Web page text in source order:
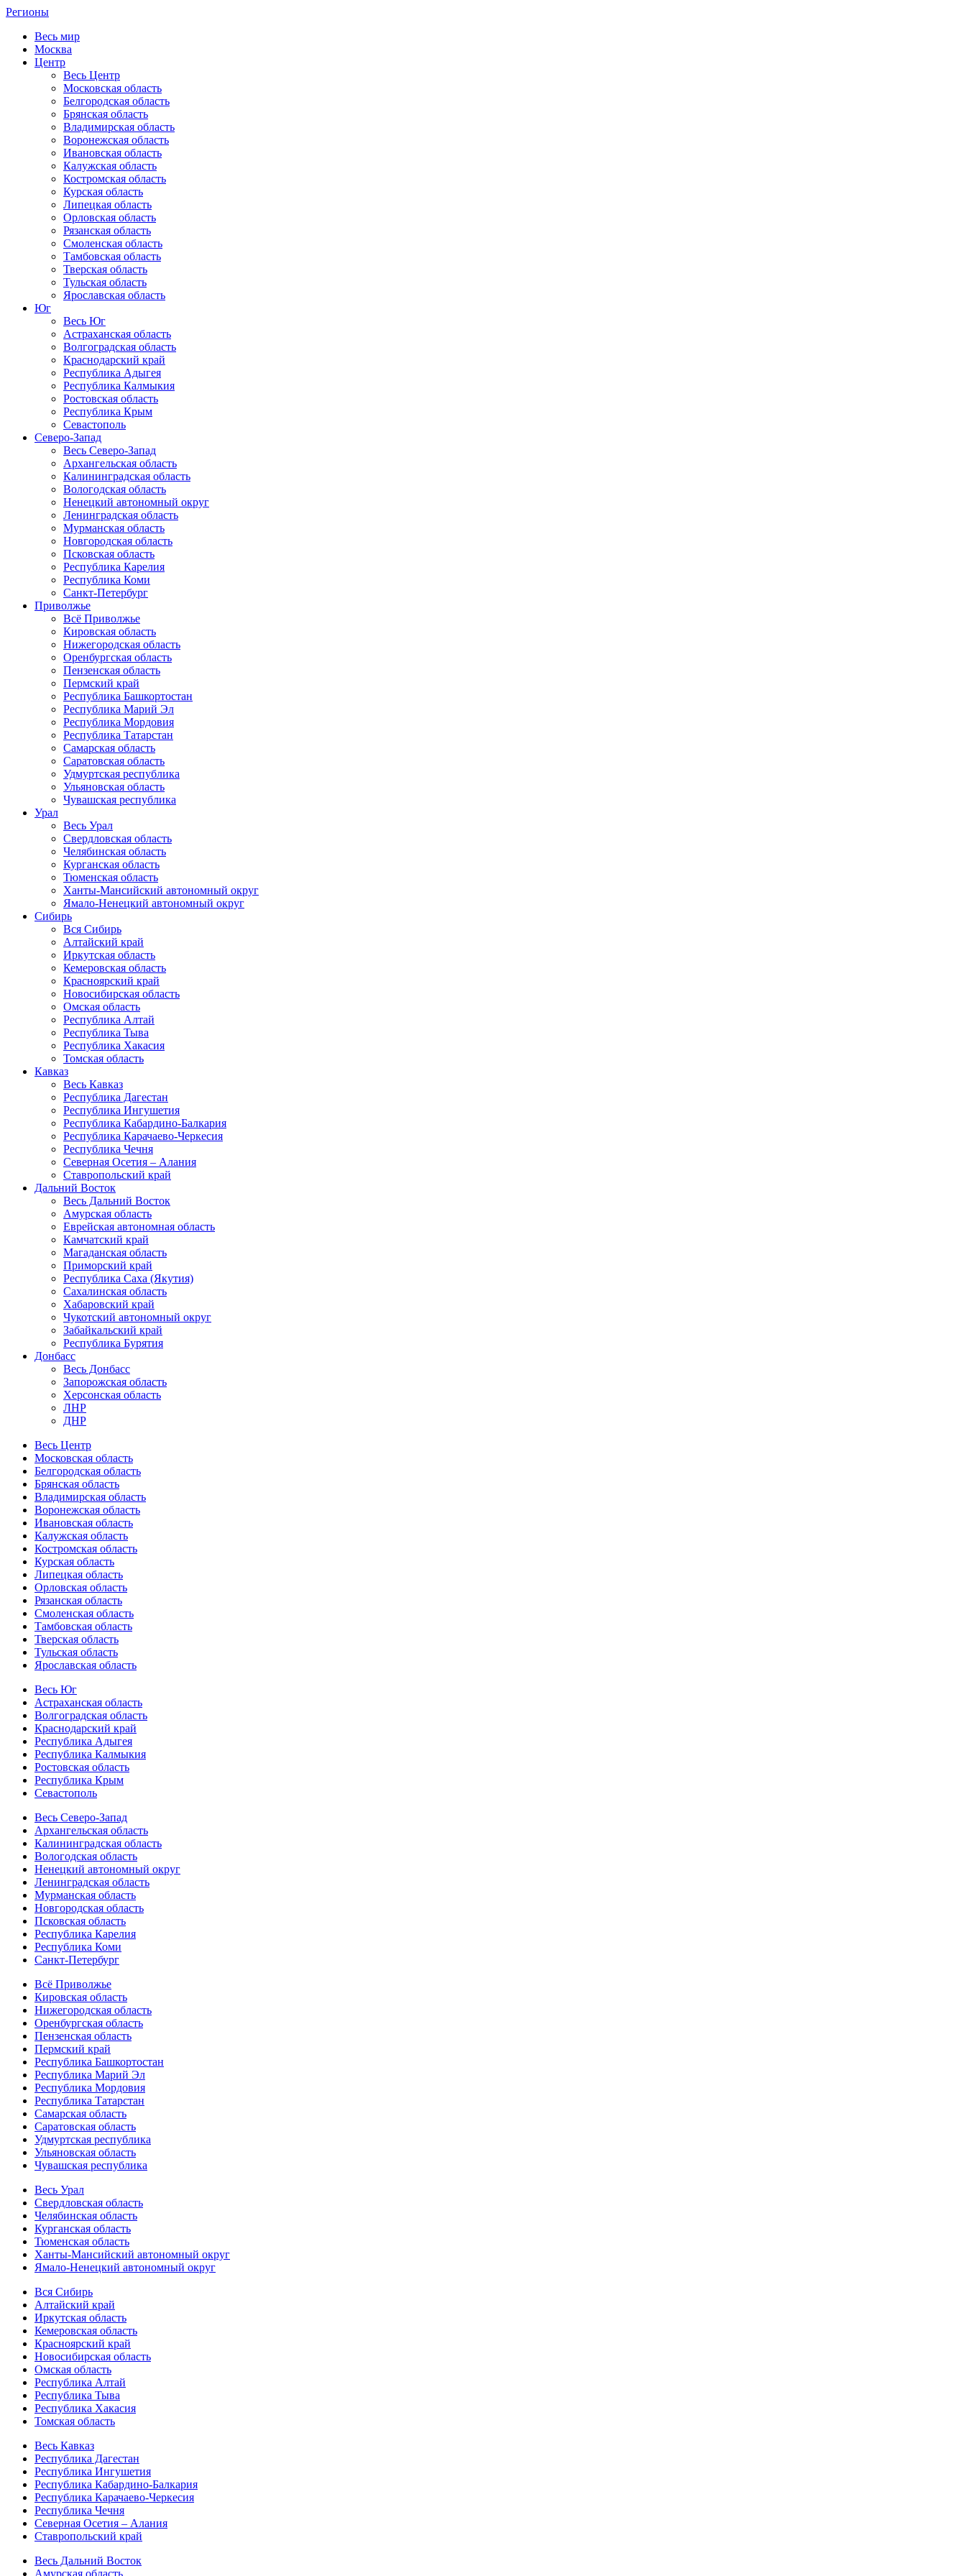
Регионы
Весь мир
Москва
Центр
Весь Центр
Московская область
Белгородская область
Брянская область
Владимирская область
Воронежская область
Ивановская область
Калужская область
Костромская область
Курская область
Липецкая область
Орловская область
Рязанская область
Смоленская область
Тамбовская область
Тверская область
Тульская область
Ярославская область
Юг
Весь Юг
Астраханская область
Волгоградская область
Краснодарский край
Республика Адыгея
Республика Калмыкия
Ростовская область
Республика Крым
Севастополь
Северо-Запад
Весь Северо-Запад
Архангельская область
Калининградская область
Вологодская область
Ненецкий автономный округ
Ленинградская область
Мурманская область
Новгородская область
Псковская область
Республика Карелия
Республика Коми
Санкт-Петербург
Приволжье
Всё Приволжье
Кировская область
Нижегородская область
Оренбургская область
Пензенская область
Пермский край
Республика Башкортостан
Республика Марий Эл
Республика Мордовия
Республика Татарстан
Самарская область
Саратовская область
Удмуртская республика
Ульяновская область
Чувашская республика
Урал
Весь Урал
Свердловская область
Челябинская область
Курганская область
Тюменская область
Ханты-Мансийский автономный округ
Ямало-Ненецкий автономный округ
Сибирь
Вся Сибирь
Алтайский край
Иркутская область
Кемеровская область
Красноярский край
Новосибирская область
Омская область
Республика Алтай
Республика Тыва
Республика Хакасия
Томская область
Кавказ
Весь Кавказ
Республика Дагестан
Республика Ингушетия
Республика Кабардино-Балкария
Республика Карачаево-Черкесия
Республика Чечня
Северная Осетия – Алания
Ставропольский край
Дальний Восток
Весь Дальний Восток
Амурская область
Еврейская автономная область
Камчатский край
Магаданская область
Приморский край
Республика Саха (Якутия)
Сахалинская область
Хабаровский край
Чукотский автономный округ
Забайкальский край
Республика Бурятия
Донбасс
Весь Донбасс
Запорожская область
Херсонская область
ЛНР
ДНР
Весь Центр
Московская область
Белгородская область
Брянская область
Владимирская область
Воронежская область
Ивановская область
Калужская область
Костромская область
Курская область
Липецкая область
Орловская область
Рязанская область
Смоленская область
Тамбовская область
Тверская область
Тульская область
Ярославская область
Весь Юг
Астраханская область
Волгоградская область
Краснодарский край
Республика Адыгея
Республика Калмыкия
Ростовская область
Республика Крым
Севастополь
Весь Северо-Запад
Архангельская область
Калининградская область
Вологодская область
Ненецкий автономный округ
Ленинградская область
Мурманская область
Новгородская область
Псковская область
Республика Карелия
Республика Коми
Санкт-Петербург
Всё Приволжье
Кировская область
Нижегородская область
Оренбургская область
Пензенская область
Пермский край
Республика Башкортостан
Республика Марий Эл
Республика Мордовия
Республика Татарстан
Самарская область
Саратовская область
Удмуртская республика
Ульяновская область
Чувашская республика
Весь Урал
Свердловская область
Челябинская область
Курганская область
Тюменская область
Ханты-Мансийский автономный округ
Ямало-Ненецкий автономный округ
Вся Сибирь
Алтайский край
Иркутская область
Кемеровская область
Красноярский край
Новосибирская область
Омская область
Республика Алтай
Республика Тыва
Республика Хакасия
Томская область
Весь Кавказ
Республика Дагестан
Республика Ингушетия
Республика Кабардино-Балкария
Республика Карачаево-Черкесия
Республика Чечня
Северная Осетия – Алания
Ставропольский край
Весь Дальний Восток
Амурская область